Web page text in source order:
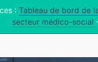
: Tableau de bord de
secteur médico-social